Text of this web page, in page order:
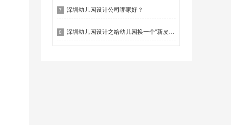
7 深圳幼儿园设计公司哪家好？
8 深圳幼儿园设计之给幼儿园换一个“新皮肤”